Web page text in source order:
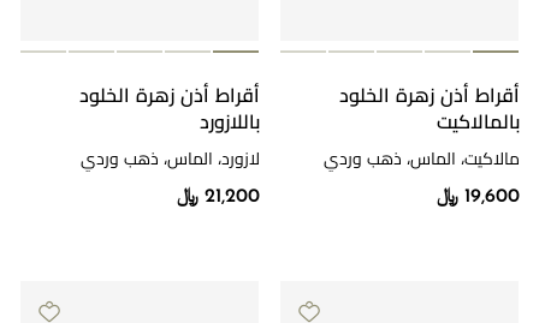
أقراط أذن زهرة الخلود
بالمالاكيت
مالاكيت، الماس، ذهب وردي
19,600 ﷼
أقراط أذن زهرة الخلود
باللازورد
لازورد، الماس، ذهب وردي
21,200 ﷼